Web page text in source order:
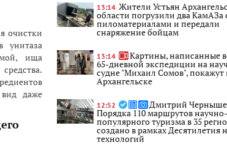
очистки
унитаза
ища
даже
13:14 Жители Устьян
области погрузили два КамАЗа
пиломатериалами и передали
снаряжение бойцам
13:14 Картины, написанные
65-дневной экспедиции на
судне "Михаил Сомов", покажут
Архангельске
12:52 Дмитрий
Порядка 110 маршрутов научно-
популярного туризма в 35
создано в рамках Десятилетия
технологий